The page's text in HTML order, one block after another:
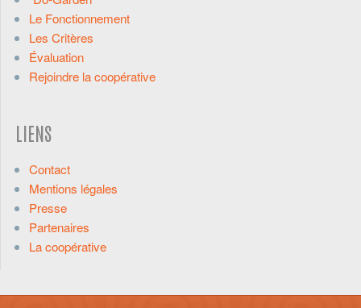
Le Fonctionnement
Les Critères
Évaluation
Rejoindre la coopérative
LIENS
Contact
Mentions légales
Presse
Partenaires
La coopérative